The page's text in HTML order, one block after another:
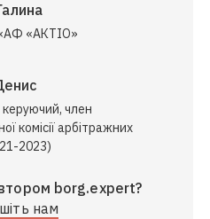
«АКТІО»
член
комісії арбітражних
2023)
borg.expert?
нам